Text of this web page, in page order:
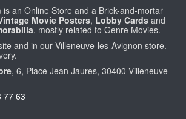
an Online Store and a Brick-and-mortar
Movie Posters, Lobby Cards and
, mostly related to Genre Movies.
and in our Villeneuve-les-Avignon store.
, 6, Place Jean Jaures, 30400 Villeneuve-
77 63